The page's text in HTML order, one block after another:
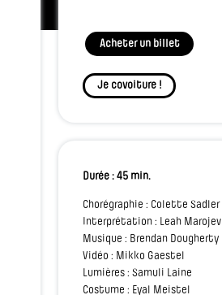
Acheter un billet
Je covoiture !
Durée : 45 min.
Chorégraphie : Colette Sadler
Interprétation : Leah
Musique : Brendan Dougherty
Vidéo : Mikko Gaestel
Lumières : Samuli Laine
Costume : Eyal Meistel